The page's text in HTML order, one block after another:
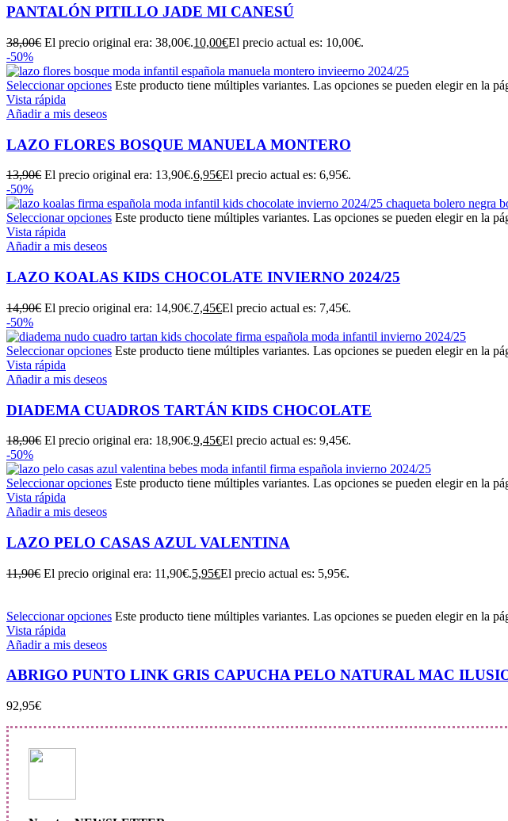
PANTALÓN PITILLO JADE MI CANESÚ
38,00€ El precio original era: 38,00€.10,00€El precio actual es: 10,00€.
-50%
Seleccionar opciones Este producto tiene múltiples variantes. Las opciones se pueden elegir en la
Vista rápida
Añadir a mis deseos
LAZO FLORES BOSQUE MANUELA MONTERO
13,90€ El precio original era: 13,90€.6,95€El precio actual es: 6,95€.
-50%
Seleccionar opciones Este producto tiene múltiples variantes. Las opciones se pueden elegir en la
Vista rápida
Añadir a mis deseos
LAZO KOALAS KIDS CHOCOLATE INVIERNO 2024/25
14,90€ El precio original era: 14,90€.7,45€El precio actual es: 7,45€.
-50%
Seleccionar opciones Este producto tiene múltiples variantes. Las opciones se pueden elegir en la
Vista rápida
Añadir a mis deseos
DIADEMA CUADROS TARTÁN KIDS CHOCOLATE
18,90€ El precio original era: 18,90€.9,45€El precio actual es: 9,45€.
-50%
Seleccionar opciones Este producto tiene múltiples variantes. Las opciones se pueden elegir en la
Vista rápida
Añadir a mis deseos
LAZO PELO CASAS AZUL VALENTINA
11,90€ El precio original era: 11,90€.5,95€El precio actual es: 5,95€.
Seleccionar opciones Este producto tiene múltiples variantes. Las opciones se pueden elegir en la
Vista rápida
Añadir a mis deseos
ABRIGO PUNTO LINK GRIS CAPUCHA PELO NATURAL MAC
92,95€